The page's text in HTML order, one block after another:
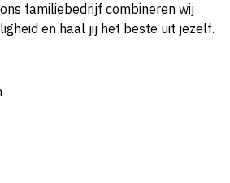
familiebedrijf combineren wij
en haal jij het beste uit jezelf.